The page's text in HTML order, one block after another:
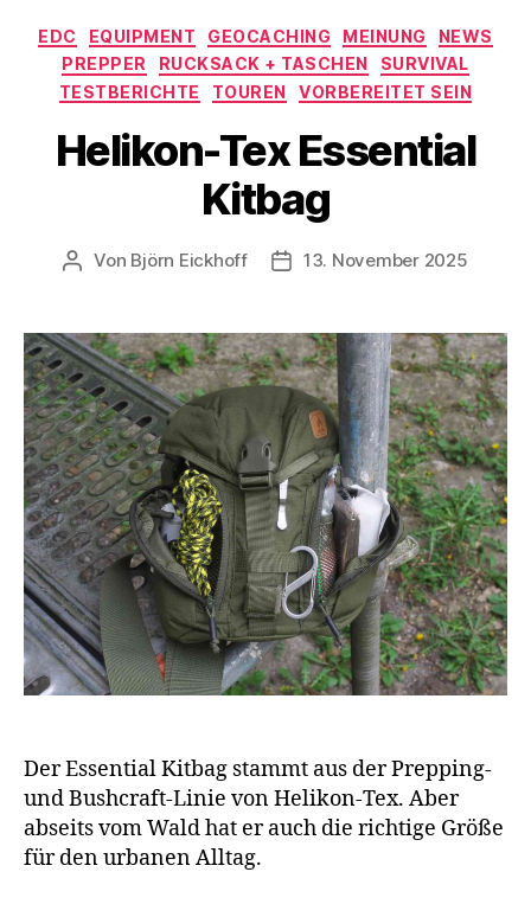
Kategorien
EDC EQUIPMENT GEOCACHING MEINUNG
NEWS
PREPPER
RUCKSACK + TASCHEN
SURVIVAL
TESTBERICHTE
TOUREN VORBEREITET SEIN
Helikon-Tex Essential
Kitbag
Beitragsautor
Von Björn Eickhoff Veröffentlichungsdatum
13. November 2025
Der Essential Kitbag stammt aus der Prepping-
und Bushcraft-Linie von Helikon-Tex. Aber
abseits vom Wald hat er auch die richtige Größe
für den urbanen Alltag.